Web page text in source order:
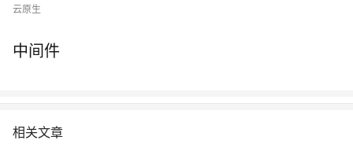
云原生
中间件
相关文章